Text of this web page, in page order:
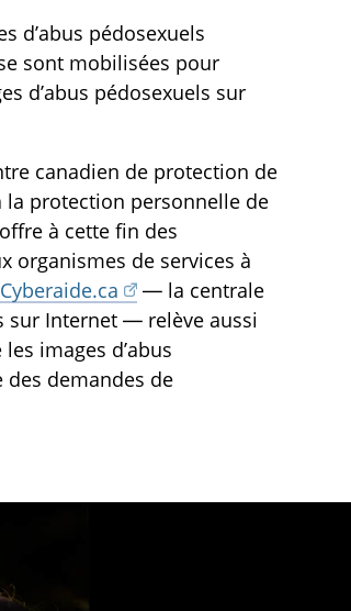
d’abus pédosexuels
sont mobilisées pour
d’abus pédosexuels sur
canadien de protection de
la protection personnelle de
à cette fin des
organismes de services à
Cyberaide.ca
— la centrale
sur Internet — relève aussi
images d’abus
demandes de